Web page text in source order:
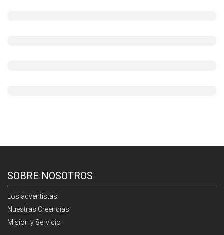
SOBRE NOSOTROS
Los adventistas
Nuestras Creencias
Misión y Servicio